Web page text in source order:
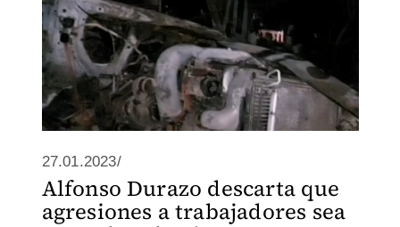
27.01.2023/
Alfonso Durazo descarta que
agresiones a trabajadores sea